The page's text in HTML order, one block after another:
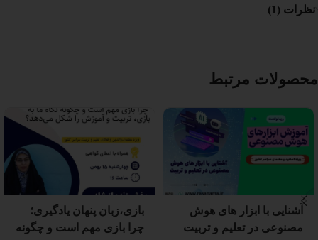
نظرات (1)
محصولات مرتبط
آشنایی با ابزار های هوش
مصنوعی در تعلیم و تربیت
بازی،زبان پنهان یادگیری؛
چرا بازی مهم است و چگونه